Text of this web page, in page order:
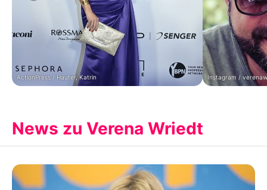
ActionPress / Hauter, Katrin Instagram /
News zu Verena Wriedt